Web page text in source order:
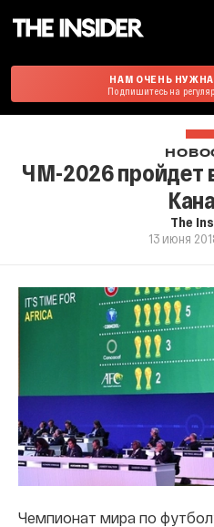
НАМ ОЧЕНЬ
Подпишитесь на
ЧМ-2026 пройдет
The
13 июня
Чемпионат мира по